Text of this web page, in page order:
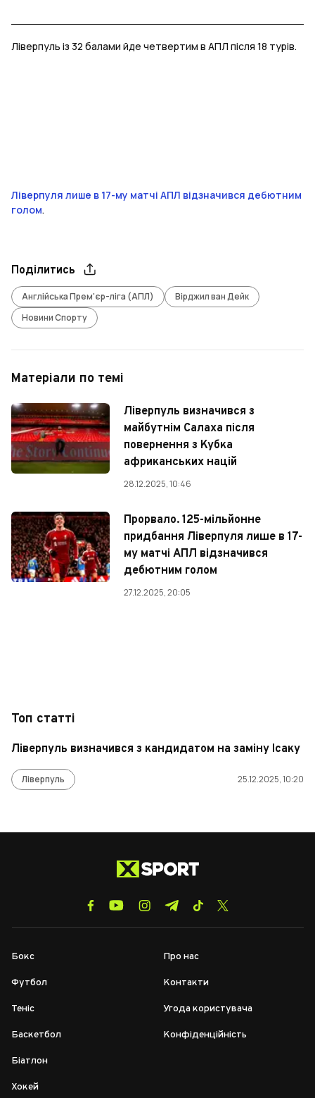
Ліверпуль із 32 балами йде четвертим в АПЛ після 18 турів.
Ліверпуля лише в 17-му матчі АПЛ відзначився дебютним
голом.
Поділитись
Англійська Прем'єр-ліга (АПЛ)
Вірджил ван Дейк
Новини Спорту
Матеріали по темі
Ліверпуль визначився з
майбутнім Салаха після
повернення з Кубка
африканських націй
28.12.2025, 10:46
Прорвало. 125-мільйонне
придбання Ліверпуля лише в 17-
му матчі АПЛ відзначився
дебютним голом
27.12.2025, 20:05
Топ статті
Ліверпуль визначився з кандидатом на заміну Ісаку
Ліверпуль 25.12.2025, 10:20
Бокс
Футбол
Теніс
Баскетбол
Біатлон
Хокей
Про нас
Контакти
Угода користувача
Конфіденційність